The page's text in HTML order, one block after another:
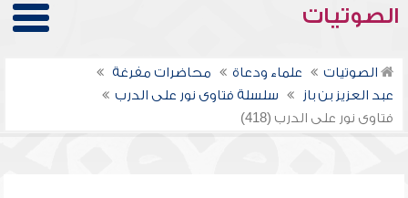
الصوتيات
الصوتيات علماء ودعاة
محاضرات مفرغة
عبد العزيز بن باز
سلسلة فتاوى نور على الدرب
فتاوى نور على الدرب (418)